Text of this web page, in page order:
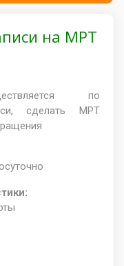
на МРТ
по
сделать МРТ